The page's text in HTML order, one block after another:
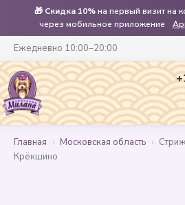
🎁 Скидка 10%на первый визит на
через мобильное приложение
Ежедневно 10:00–20:00
Главная › Московская область ›
Крёкшино